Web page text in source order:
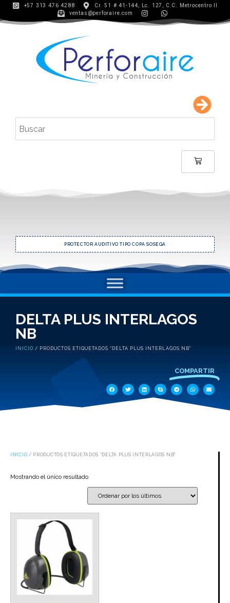
+57 313 476 4288
Cr. 51 # 41-144, Lc. 127, C.C. Metrocentro II
ventas@perforaire.com
PROTECTOR AUDITIVO TIPO COPA SOSEGA
DELTA PLUS INTERLAGOS
NB
INICIO / PRODUCTOS ETIQUETADOS “DELTA PLUS INTERLAGOS NB”
COMPARTIR
INICIO / PRODUCTOS ETIQUETADOS “DELTA PLUS INTERLAGOS NB”
Mostrando el único resultado